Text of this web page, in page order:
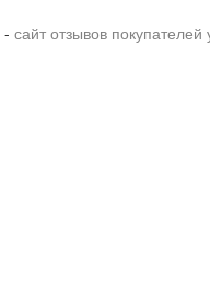
- сайт отзывов покупателей